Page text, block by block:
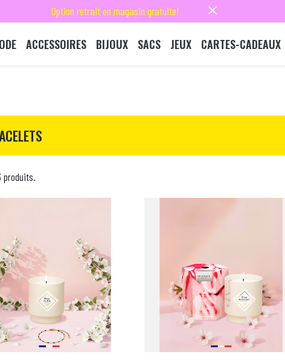
Option retrait en magasin gratuite! close
ACCESSOIRES BIJOUX SACS JEUX CARTES-CADEAUX
produits.